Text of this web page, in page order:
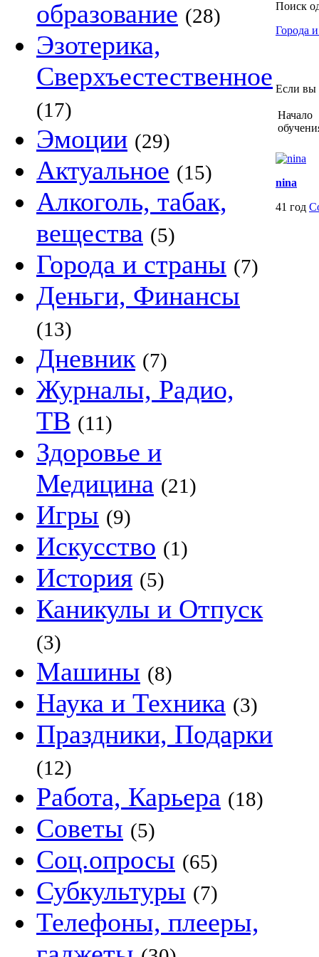
образование (28)
Эзотерика,
Сверхъестественное
(17)
Эмоции (29)
Актуальное (15)
Алкоголь, табак,
вещества (5)
Города и страны (7)
Деньги, Финансы
(13)
Дневник (7)
Журналы, Радио,
ТВ (11)
Здоровье и
Медицина (21)
Игры (9)
Искусство (1)
История (5)
Каникулы и Отпуск
(3)
Машины (8)
Наука и Техника (3)
Праздники, Подарки
(12)
Работа, Карьера (18)
Советы (5)
Соц.опросы (65)
Субкультуры (7)
Телефоны, плееры,
Поиск
Города
Если вы
Начало
nina
41 год